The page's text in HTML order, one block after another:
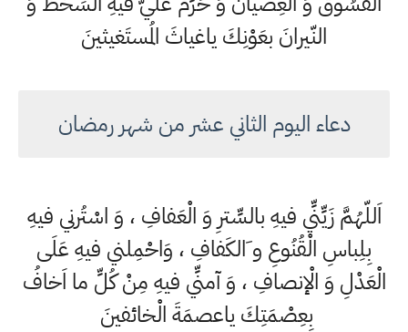
النّيرانَ بعَوْنِكَ ياغياثَ المُستَغيثينَ
دعاء اليوم الثاني عشر من شهر رمضان
اَللّهُمَّ زَيِّنِّي فيهِ بالسِّترِ وَ الْعَفافِ ، وَ اسْتُرني فيهِ
بِلِباسِ الْقُنُوعِ و َالكَفافِ ، وَاحْمِلني فيهِ عَلَى
الْعَدْلِ وَ الْإنصافِ ، وَ آمنِّي فيهِ مِنْ كُلِّ ما اَخافُ
بِعِصْمَتِكَ ياعصمَةَ الْخائفينَ